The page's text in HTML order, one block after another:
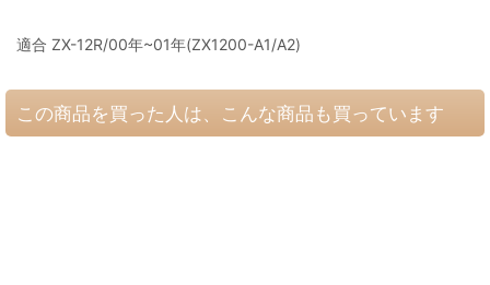
適合 ZX-12R/00年~01年(ZX1200-A1/A2)
この商品を買った人は、こんな商品も買っています